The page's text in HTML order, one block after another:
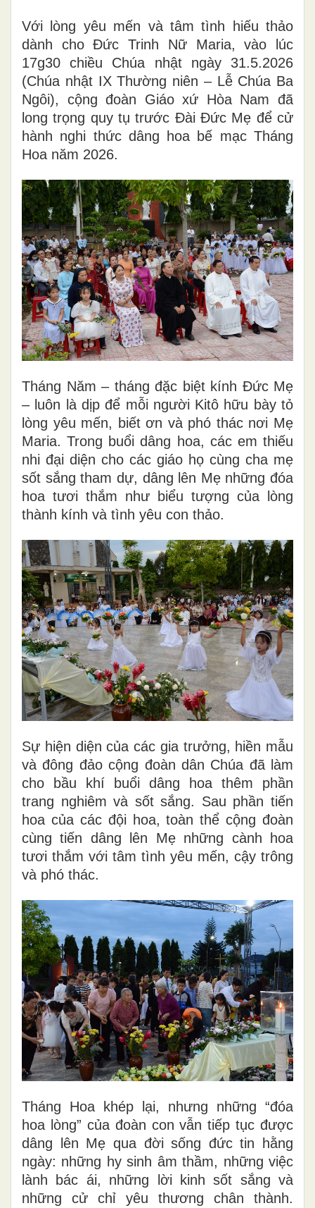
Với lòng yêu mến và tâm tình hiếu thảo
dành cho Đức Trinh Nữ Maria, vào lúc
17g30 chiều Chúa nhật ngày 31.5.2026
(Chúa nhật IX Thường niên – Lễ Chúa Ba
Ngôi), cộng đoàn Giáo xứ Hòa Nam đã
long trọng quy tụ trước Đài Đức Mẹ để cử
hành nghi thức dâng hoa bế mạc Tháng
Hoa năm 2026.
Tháng Năm – tháng đặc biệt kính Đức Mẹ
– luôn là dịp để mỗi người Kitô hữu bày tỏ
lòng yêu mến, biết ơn và phó thác nơi Mẹ
Maria. Trong buổi dâng hoa, các em thiếu
nhi đại diện cho các giáo họ cùng cha mẹ
sốt sắng tham dự, dâng lên Mẹ những đóa
hoa tươi thắm như biểu tượng của lòng
thành kính và tình yêu con thảo.
Sự hiện diện của các gia trưởng, hiền mẫu
và đông đảo cộng đoàn dân Chúa đã làm
cho bầu khí buổi dâng hoa thêm phần
trang nghiêm và sốt sắng. Sau phần tiến
hoa của các đội hoa, toàn thể cộng đoàn
cùng tiến dâng lên Mẹ những cành hoa
tươi thắm với tâm tình yêu mến, cậy trông
và phó thác.
Tháng Hoa khép lại, nhưng những “đóa
hoa lòng” của đoàn con vẫn tiếp tục được
dâng lên Mẹ qua đời sống đức tin hằng
ngày: những hy sinh âm thầm, những việc
lành bác ái, những lời kinh sốt sắng và
những cử chỉ yêu thương chân thành.